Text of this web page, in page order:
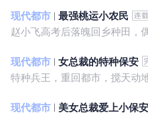
现代都市
最强桃运小农民
现代都市
女总裁的特种保安
现代都市
美女总裁爱上小保